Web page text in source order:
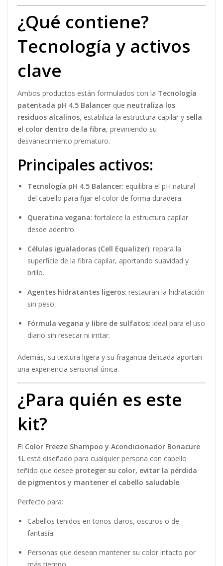
¿Qué contiene?
Tecnología y activos
clave
Ambos productos están formulados con la Tecnología
patentada pH 4.5 Balancer que neutraliza los
residuos alcalinos, estabiliza la estructura capilar y sella
el color dentro de la fibra, previniendo su
desvanecimiento prematuro.
Principales activos:
Tecnología pH 4.5 Balancer: equilibra el pH natural
del cabello para fijar el color de forma duradera.
Queratina vegana: fortalece la estructura capilar
desde adentro.
Células igualadoras (Cell Equalizer): repara la
superficie de la fibra capilar, aportando suavidad y
brillo.
Agentes hidratantes ligeros: restauran la hidratación
sin peso.
Fórmula vegana y libre de sulfatos: ideal para el uso
diario sin resecar ni irritar.
Además, su textura ligera y su fragancia delicada aportan
una experiencia sensorial única.
¿Para quién es este
kit?
El Color Freeze Shampoo y Acondicionador Bonacure
1L está diseñado para cualquier persona con cabello
teñido que desee proteger su color, evitar la pérdida
de pigmentos y mantener el cabello saludable.
Perfecto para:
Cabellos teñidos en tonos claros, oscuros o de
fantasía.
Personas que desean mantener su color intacto por